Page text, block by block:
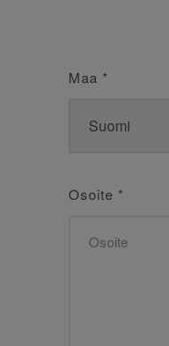
Maa *
Osoite *